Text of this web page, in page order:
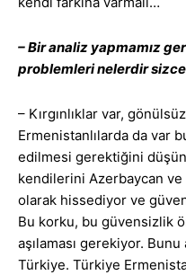
– Bir analiz yapmamız
problemleri nelerdir
– Kırgınlıklar var,
Ermenistanlılarda da var
edilmesi gerektiğini
kendilerini Azerbaycan ve
olarak hissediyor ve
Bu korku, bu güvensizlik
aşılaması gerekiyor.
Türkiye. Türkiye